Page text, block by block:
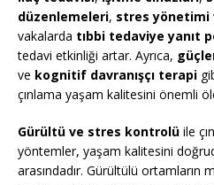
düzenlemeleri, stres yönetimi
vakalarda tıbbi tedaviye yanıt
tedavi etkinliği artar. Ayrıca,
ve kognitif davranışçı terapi
çınlama yaşam kalitesini önemli
Gürültü ve stres kontrolü ile
yöntemler, yaşam kalitesini
arasındadır. Gürültülü ortamların